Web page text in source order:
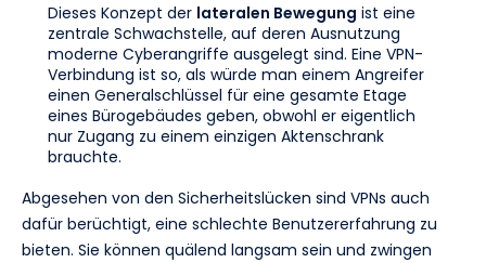
Dieses Konzept der lateralen Bewegung ist eine
zentrale Schwachstelle, auf deren Ausnutzung
moderne Cyberangriffe ausgelegt sind. Eine VPN-
Verbindung ist so, als würde man einem Angreifer
einen Generalschlüssel für eine gesamte Etage
eines Bürogebäudes geben, obwohl er eigentlich
nur Zugang zu einem einzigen Aktenschrank
brauchte.
Abgesehen von den Sicherheitslücken sind VPNs auch
dafür berüchtigt, eine schlechte Benutzererfahrung zu
bieten. Sie können quälend langsam sein und zwingen